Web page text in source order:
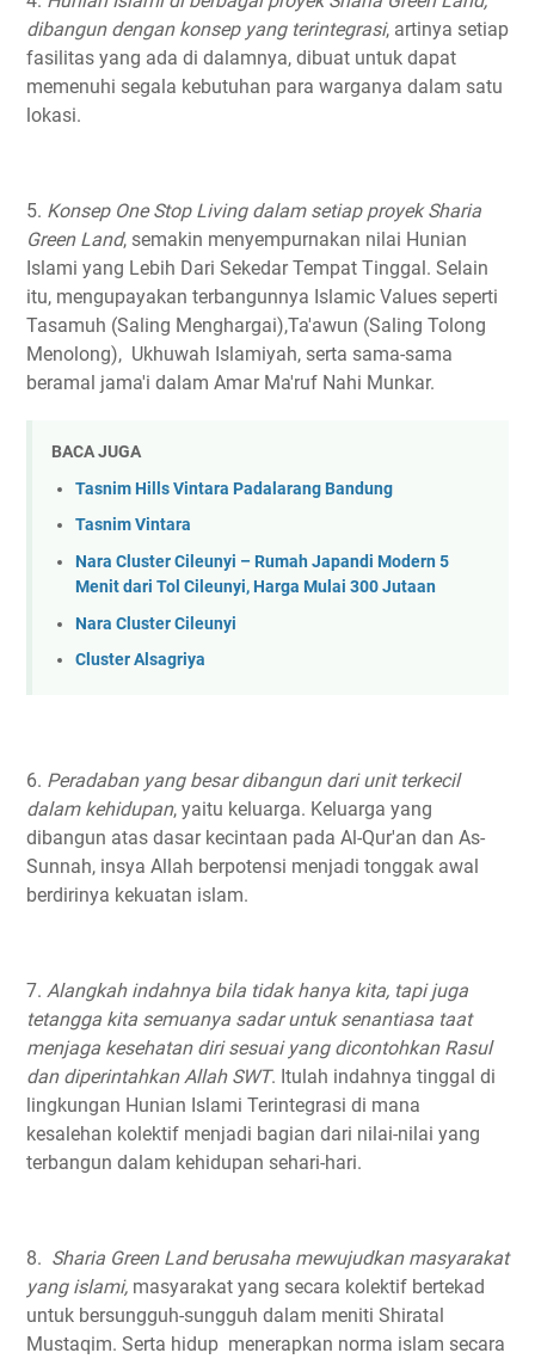
dibangun dengan konsep yang terintegrasi, artinya setiap
fasilitas yang ada di dalamnya, dibuat untuk dapat
memenuhi segala kebutuhan para warganya dalam satu
lokasi. ⁣
5. Konsep One Stop Living dalam setiap proyek Sharia
Green Land, semakin menyempurnakan nilai Hunian
Islami yang Lebih Dari Sekedar Tempat Tinggal. Selain
itu, mengupayakan terbangunnya Islamic Values seperti
Tasamuh (Saling Menghargai),Ta'awun (Saling Tolong
Menolong), Ukhuwah Islamiyah, serta sama-sama
beramal jama'i dalam Amar Ma'ruf Nahi Munkar.⁣
BACA JUGA
Tasnim Hills Vintara Padalarang Bandung
Tasnim Vintara
Nara Cluster Cileunyi – Rumah Japandi Modern 5
Menit dari Tol Cileunyi, Harga Mulai 300 Jutaan
Nara Cluster Cileunyi
Cluster Alsagriya
6. Peradaban yang besar dibangun dari unit terkecil
dalam kehidupan, yaitu keluarga. Keluarga yang
dibangun atas dasar kecintaan pada Al-Qur'an dan As-
Sunnah, insya Allah berpotensi menjadi tonggak awal
berdirinya kekuatan islam.⁣
7. Alangkah indahnya bila tidak hanya kita, tapi juga
tetangga kita semuanya sadar untuk senantiasa taat
menjaga kesehatan diri sesuai yang dicontohkan Rasul
dan diperintahkan Allah SWT. Itulah indahnya tinggal di
lingkungan Hunian Islami Terintegrasi di mana
kesalehan kolektif menjadi bagian dari nilai-nilai yang
terbangun dalam kehidupan sehari-hari. ⁣
8. Sharia Green Land berusaha mewujudkan masyarakat
yang islami, masyarakat yang secara kolektif bertekad
untuk bersungguh-sungguh dalam meniti Shiratal
Mustaqim. Serta hidup menerapkan norma islam secara